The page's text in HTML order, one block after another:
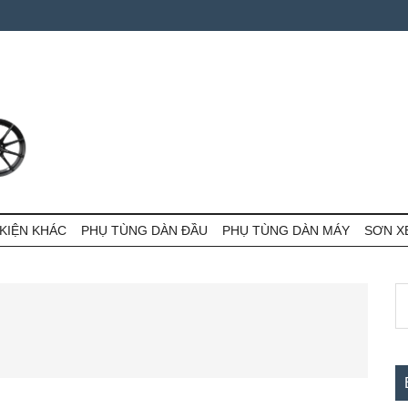
KHÁC PHỤ TÙNG DÀN ĐẦU PHỤ TÙNG DÀN MÁY SƠN
...